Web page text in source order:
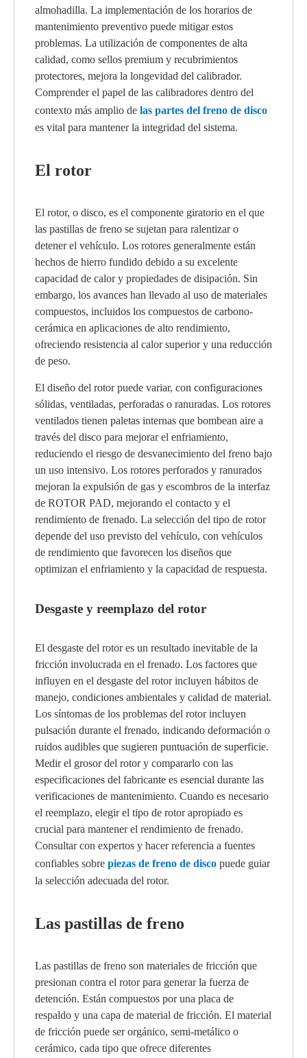
almohadilla. La implementación de los horarios de
mantenimiento preventivo puede mitigar estos
problemas. La utilización de componentes de alta
calidad, como sellos premium y recubrimientos
protectores, mejora la longevidad del calibrador.
Comprender el papel de las calibradores dentro del
contexto más amplio de las partes del freno de disco
es vital para mantener la integridad del sistema.
El rotor
El rotor, o disco, es el componente giratorio en el que
las pastillas de freno se sujetan para ralentizar o
detener el vehículo. Los rotores generalmente están
hechos de hierro fundido debido a su excelente
capacidad de calor y propiedades de disipación. Sin
embargo, los avances han llevado al uso de materiales
compuestos, incluidos los compuestos de carbono-
cerámica en aplicaciones de alto rendimiento,
ofreciendo resistencia al calor superior y una reducción
de peso.
El diseño del rotor puede variar, con configuraciones
sólidas, ventiladas, perforadas o ranuradas. Los rotores
ventilados tienen paletas internas que bombean aire a
través del disco para mejorar el enfriamiento,
reduciendo el riesgo de desvanecimiento del freno bajo
un uso intensivo. Los rotores perforados y ranurados
mejoran la expulsión de gas y escombros de la interfaz
de ROTOR PAD, mejorando el contacto y el
rendimiento de frenado. La selección del tipo de rotor
depende del uso previsto del vehículo, con vehículos
de rendimiento que favorecen los diseños que
optimizan el enfriamiento y la capacidad de respuesta.
Desgaste y reemplazo del rotor
El desgaste del rotor es un resultado inevitable de la
fricción involucrada en el frenado. Los factores que
influyen en el desgaste del rotor incluyen hábitos de
manejo, condiciones ambientales y calidad de material.
Los síntomas de los problemas del rotor incluyen
pulsación durante el frenado, indicando deformación o
ruidos audibles que sugieren puntuación de superficie.
Medir el grosor del rotor y compararlo con las
especificaciones del fabricante es esencial durante las
verificaciones de mantenimiento. Cuando es necesario
el reemplazo, elegir el tipo de rotor apropiado es
crucial para mantener el rendimiento de frenado.
Consultar con expertos y hacer referencia a fuentes
confiables sobre piezas de freno de disco puede guiar
la selección adecuada del rotor.
Las pastillas de freno
Las pastillas de freno son materiales de fricción que
presionan contra el rotor para generar la fuerza de
detención. Están compuestos por una placa de
respaldo y una capa de material de fricción. El material
de fricción puede ser orgánico, semi-metálico o
cerámico, cada tipo que ofrece diferentes